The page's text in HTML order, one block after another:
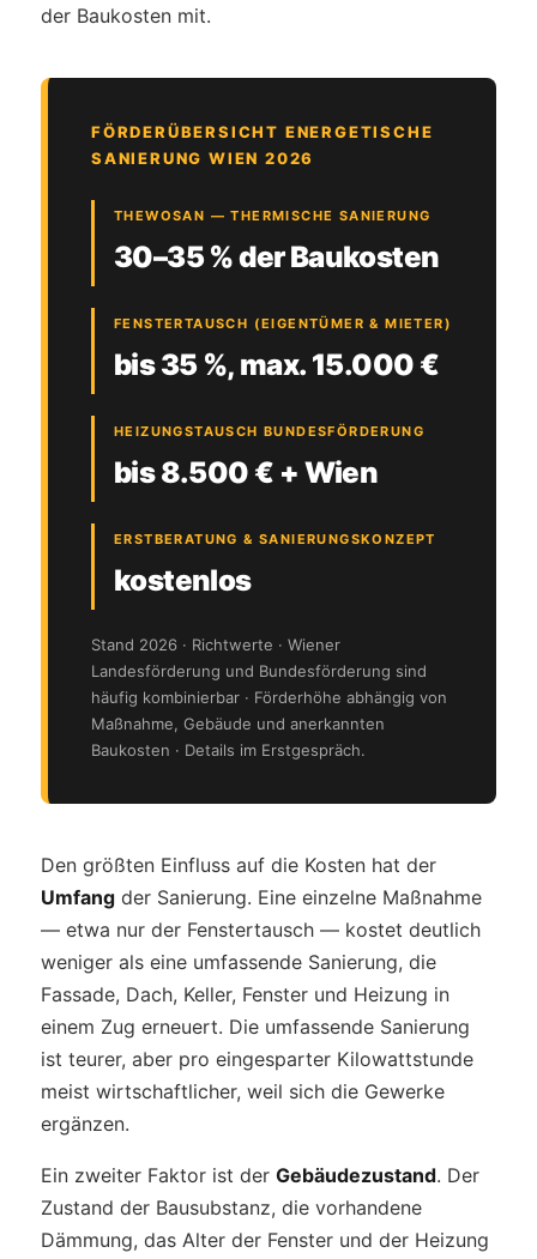
der Baukosten mit.
FÖRDERÜBERSICHT ENERGETISCHE
SANIERUNG WIEN 2026
THEWOSAN — THERMISCHE SANIERUNG
30–35 % der Baukosten
FENSTERTAUSCH (EIGENTÜMER & MIETER)
bis 35 %, max. 15.000 €
HEIZUNGSTAUSCH BUNDESFÖRDERUNG
bis 8.500 € + Wien
ERSTBERATUNG & SANIERUNGSKONZEPT
kostenlos
Stand 2026 · Richtwerte · Wiener
Landesförderung und Bundesförderung sind
häufig kombinierbar · Förderhöhe abhängig von
Maßnahme, Gebäude und anerkannten
Baukosten · Details im Erstgespräch.
Den größten Einfluss auf die Kosten hat der
Umfang der Sanierung. Eine einzelne Maßnahme
— etwa nur der Fenstertausch — kostet deutlich
weniger als eine umfassende Sanierung, die
Fassade, Dach, Keller, Fenster und Heizung in
einem Zug erneuert. Die umfassende Sanierung
ist teurer, aber pro eingesparter Kilowattstunde
meist wirtschaftlicher, weil sich die Gewerke
ergänzen.
Ein zweiter Faktor ist der Gebäudezustand. Der
Zustand der Bausubstanz, die vorhandene
Dämmung, das Alter der Fenster und der Heizung